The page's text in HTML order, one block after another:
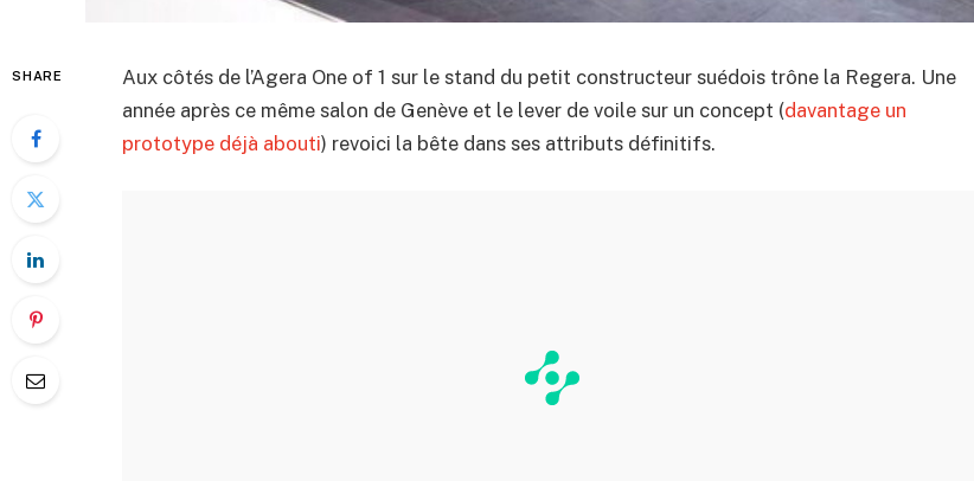
SHARE
Aux côtés de l’Agera One of 1 sur le stand du petit constructeur suédois trône la Regera. Une
année après ce même salon de Genève et le lever de voile sur un concept (davantage un
prototype déjà abouti) revoici la bête dans ses attributs définitifs.